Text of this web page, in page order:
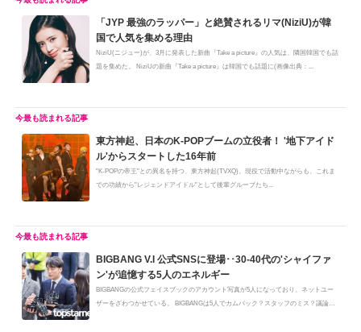
「JYP 最強のラッパー」と絶賛されるリマ(NiziU)が韓
国で人気を集める理由
NiziU(ニジュー)が、3月に発表した新曲『Take a picture』の人気は、隣国韓国でも話
題を集めた。 NiziUの新曲『Take a picture』は韓国でも話題に(画像出典：...
東方神起、日本のK-POPブームの立役者！ '地下アイド
ル'からスタートした16年前
"K-POPの帝王"との異名を持つ、東方神起(TVXQ)。現役で活動中ながらも、これま
での功績から"レジェンドアイドル"として後輩グループたち...
BIGBANG V.I 公式SNSに登場･･30-40代の'シャイファ
ン'が追憶する5人のエネルギー
BIGBANGの公式フェイスブックのアカウント写真が5人になっており、ネットユー
ザーをざわつかせている。 BIGBANGは5人でカムバック？スタッフのミス？議論を